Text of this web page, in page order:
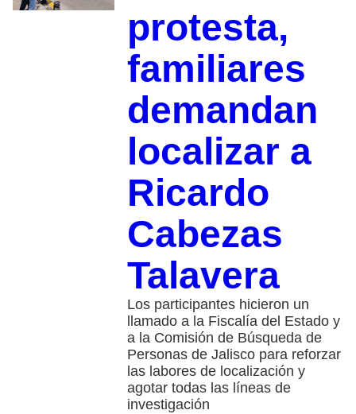
protesta,
familiares
demandan
localizar a
Ricardo
Cabezas
Talavera
Los participantes hicieron un
llamado a la Fiscalía del Estado y
a la Comisión de Búsqueda de
Personas de Jalisco para reforzar
las labores de localización y
agotar todas las líneas de
investigación